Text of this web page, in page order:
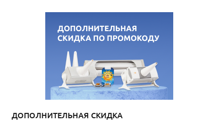
ДОПОЛНИТЕЛЬНАЯ СКИДКА